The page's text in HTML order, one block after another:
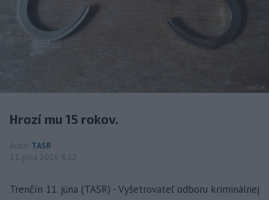
Hrozí mu 15 rokov.
Autor TASR
11. júna 2026 8:12
Trenčín 11. júna (TASR) - Vyšetrovateľ odboru kriminálnej